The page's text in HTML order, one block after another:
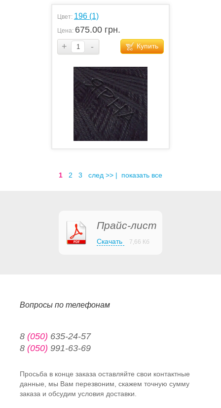
Цвет: 196 (1)
Цена: 675.00 грн.
+
- Купить
1 2 3 след >> | показать все
Прайс-лист
Скачать 7,66 Кб
Вопросы по телефонам
8 (050) 635-24-57
8 (050) 991-63-69
Просьба в конце заказа оставляйте свои контактные
данные, мы Вам перезвоним, скажем точную сумму
заказа и обсудим условия доставки.